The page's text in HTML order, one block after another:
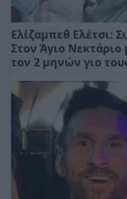
Ελίζαμπεθ Ελέτσι:
Στον Άγιο Νεκτάριο
τον 2 μηνών γιο